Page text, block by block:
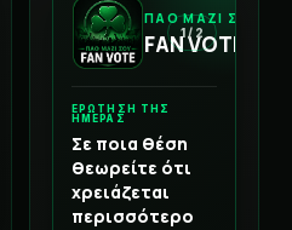
ΠΑΟ ΜΑΖΙ ΣΟΥ
FAN VOTE
1 / 2
ΕΡΩΤΗΣΗ ΤΗΣ
ΗΜΕΡΑΣ
Σε ποια θέση
θεωρείτε ότι
χρειάζεται
περισσότερο